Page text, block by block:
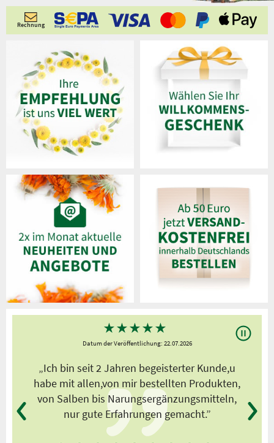
Rechnung
★★★★★
Datum der Veröffentlichung: 22.07.2026
„Ich bin seit 2 Jahren begeisterter Kunde,u
habe mit allen,von mir bestellten Produkten,
von Salben bis Narungsergänzungsmitteln,
nur gute Erfahrungen gemacht.”